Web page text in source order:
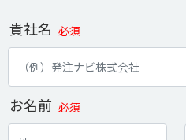
貴社名 必須
お名前 必須